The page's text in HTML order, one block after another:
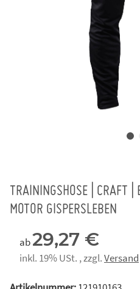
TRAININGSHOSE | CRAFT
MOTOR GISPERSLEBEN
ab29,27 €
inkl. 19% USt. , zzgl.Versand